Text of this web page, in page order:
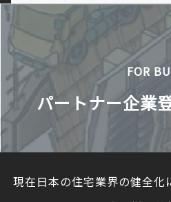
FOR
パートナー企業
現在日本の住宅業界の健全